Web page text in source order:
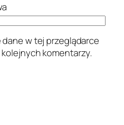
w tej przeglądarce
komentarzy.